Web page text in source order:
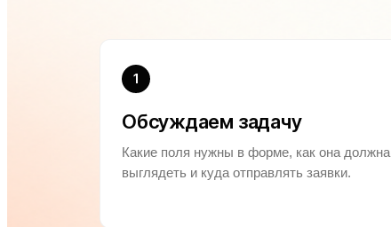
1
Обсуждаем задачу
Какие поля нужны в форме, как она должна
выглядеть и куда отправлять заявки.